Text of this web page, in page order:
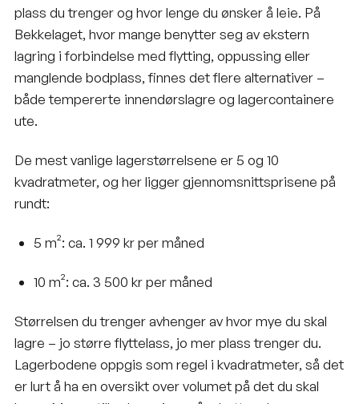
plass du trenger og hvor lenge du ønsker å leie. På
Bekkelaget, hvor mange benytter seg av ekstern
lagring i forbindelse med flytting, oppussing eller
manglende bodplass, finnes det flere alternativer –
både tempererte innendørslagre og lagercontainere
ute.
De mest vanlige lagerstørrelsene er 5 og 10
kvadratmeter, og her ligger gjennomsnittsprisene på
rundt:
5 m²: ca. 1 999 kr per måned
10 m²: ca. 3 500 kr per måned
Størrelsen du trenger avhenger av hvor mye du skal
lagre – jo større flyttelass, jo mer plass trenger du.
Lagerbodene oppgis som regel i kvadratmeter, så det
er lurt å ha en oversikt over volumet på det du skal